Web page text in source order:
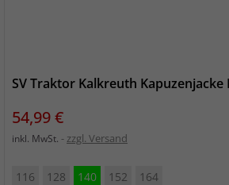
SV Traktor Kalkreuth Kapuzenjacke
Preis
54,99 €
inkl. MwSt. zzgl. Versand
116 128 140 152 164